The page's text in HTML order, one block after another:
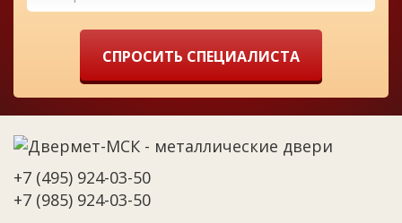
СПРОСИТЬ СПЕЦИАЛИСТА
+7 (495) 924-03-50
+7 (985) 924-03-50